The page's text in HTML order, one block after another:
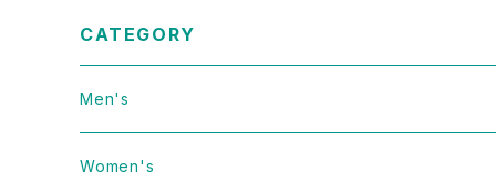
CATEGORY
Men's
Vintage
Women's